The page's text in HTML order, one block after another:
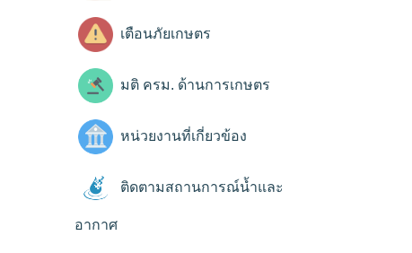
เตือนภัยเกษตร
มติ ครม. ด้านการเกษตร
หน่วยงานที่เกี่ยวข้อง
ติดตามสถานการณ์น้ำและ
อากาศ